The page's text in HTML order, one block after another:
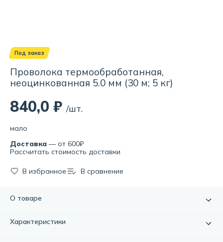
Под заказ
Проволока термообработанная,
неоцинкованная 5.0 мм (30 м; 5 кг)
840,0 ₽ /шт.
мало
Доставка — от 600₽
Рассчитать стоимость доставки
В избранное В сравнение
О товаре
называется проволока, прошедшая термическую
Характеристики